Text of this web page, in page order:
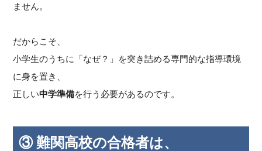
ません。
だからこそ、
小学生のうちに「なぜ？」を突き詰める専門的な指導環境
に身を置き、
正しい中学準備を行う必要があるのです。
③ 難関高校の合格者は、